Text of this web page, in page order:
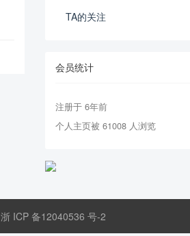
TA的关注
会员统计
注册于 6年前
个人主页被 61008 人浏览
浙 ICP 备12040536 号-2